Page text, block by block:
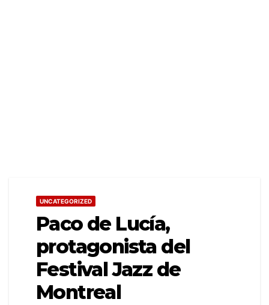
UNCATEGORIZED
Paco de Lucía,
protagonista del
Festival Jazz de
Montreal